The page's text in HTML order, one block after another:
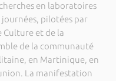
en laboratoires
journées, pilotées par
Culture et de la
de la communauté
en Martinique, en
La manifestation